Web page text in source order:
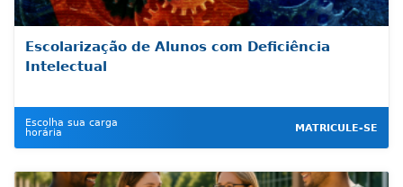
Escolarização de Alunos com Deficiência
Intelectual
Escolha sua carga
horária
MATRICULE-SE